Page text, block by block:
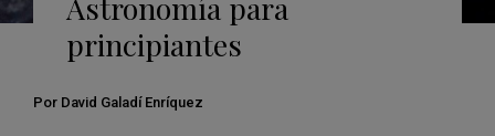
principiantes
Por David Galadí Enríquez